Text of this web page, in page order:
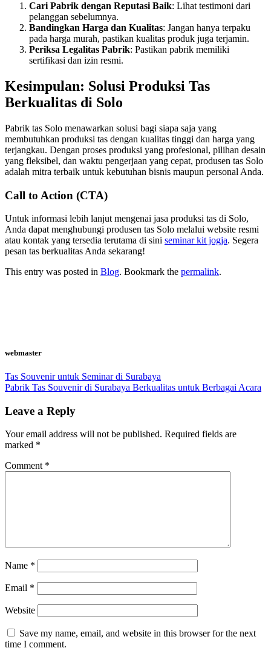
Cari Pabrik dengan Reputasi Baik: Lihat testimoni dari
pelanggan sebelumnya.
Bandingkan Harga dan Kualitas: Jangan hanya terpaku
pada harga murah, pastikan kualitas produk juga terjamin.
Periksa Legalitas Pabrik: Pastikan pabrik memiliki
sertifikasi dan izin resmi.
Kesimpulan: Solusi Produksi Tas
Berkualitas di Solo
Pabrik tas Solo menawarkan solusi bagi siapa saja yang
membutuhkan produksi tas dengan kualitas tinggi dan harga yang
terjangkau. Dengan proses produksi yang profesional, pilihan desain
yang fleksibel, dan waktu pengerjaan yang cepat, produsen tas Solo
adalah mitra terbaik untuk kebutuhan bisnis maupun personal Anda.
Call to Action (CTA)
Untuk informasi lebih lanjut mengenai jasa produksi tas di Solo,
Anda dapat menghubungi produsen tas Solo melalui website resmi
atau kontak yang tersedia terutama di sini seminar kit jogja. Segera
pesan tas berkualitas Anda sekarang!
This entry was posted in Blog. Bookmark the permalink.
webmaster
Tas Souvenir untuk Seminar di Surabaya
Pabrik Tas Souvenir di Surabaya Berkualitas untuk Berbagai Acara
Leave a Reply
Your email address will not be published. Required fields are
marked *
Comment *
Name *
Email *
Website
Save my name, email, and website in this browser for the next
time I comment.